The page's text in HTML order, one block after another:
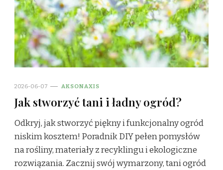
2026-06-07 AKSONAXIS
Jak stworzyć tani i ładny ogród?
Odkryj, jak stworzyć piękny i funkcjonalny ogród
niskim kosztem! Poradnik DIY pełen pomysłów
na rośliny, materiały z recyklingu i ekologiczne
rozwiązania. Zacznij swój wymarzony, tani ogród